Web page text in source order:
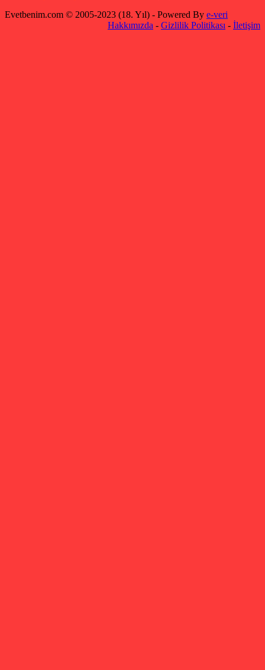
Evetbenim.com © 2005-2023 (18. Yıl) - Powered By e-veri
Hakkımızda - Gizlilik Politikası - İletişim